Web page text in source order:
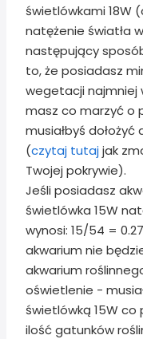
świetlówkami 18W
natężenie światła
następujący
to, że posiadasz
wegetacji najmniej
masz co marzyć o
musiałbyś
(czytaj tutajjak
Twojej pokrywie).
Jeśli posiadasz
świetlówka 15W
wynosi: 15/54 =
akwarium nie
akwarium
oświetlenie -
świetlówką 15W co
ilość gatunków